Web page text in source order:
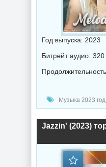
Год выпуска: 2023
Битрейт аудио:
Музыка 2023 года / Популярная
Jazzin' (2023)